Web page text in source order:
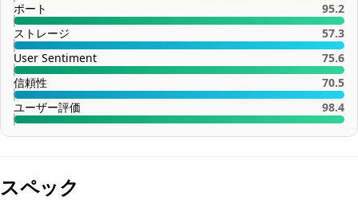
ポート
95.2
ストレージ
57.3
User Sentiment
75.6
信頼性
70.5
ユーザー評価
98.4
スペック